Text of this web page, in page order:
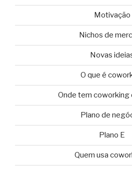
Motivação
Nichos de
Novas
O que é
Onde tem coworking
Plano de
Plano E
Quem usa